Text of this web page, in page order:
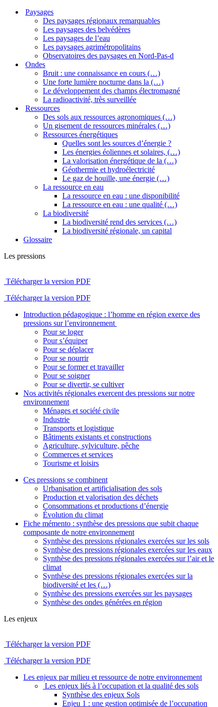
Paysages
Des paysages régionaux remarquables
Les paysages des belvédères
Les paysages de l’eau
Les paysages agrimétropolitains
Observatoires des paysages en Nord-Pas-d
Ondes
Bruit : une connaissance en cours (…)
Une forte lumière nocturne dans la (…)
Le développement des champs électromagné
La radioactivité, très surveillée
Ressources
Des sols aux ressources agronomiques (…)
Un gisement de ressources minérales (…)
Ressources énergétiques
Quelles sont les sources d’énergie ?
Les énergies éoliennes et solaires, (…)
La valorisation énergétique de la (…)
Géothermie et hydroélectricité
Le gaz de houille, une énergie (…)
La ressource en eau
La ressource en eau : une disponibilité
La ressource en eau : une qualité (…)
La biodiversité
La biodiversité rend des services (…)
La biodiversité régionale, un capital
Glossaire
Les pressions
Télécharger la version PDF
Télécharger la version PDF
Introduction pédagogique : l’homme en région exerce des
pressions sur l’environnement
Pour se loger
Pour s’équiper
Pour se déplacer
Pour se nourrir
Pour se former et travailler
Pour se soigner
Pour se divertir, se cultiver
Nos activités régionales exercent des pressions sur notre
environnement
Ménages et société civile
Industrie
Transports et logistique
Bâtiments existants et constructions
Agriculture, sylviculture, pêche
Commerces et services
Tourisme et loisirs
Ces pressions se combinent
Urbanisation et artificialisation des sols
Production et valorisation des déchets
Consommations et productions d’énergie
Évolution du climat
Fiche mémento : synthèse des pressions que subit chaque
composante de notre environnement
Synthèse des pressions régionales exercées sur les sols
Synthèse des pressions régionales exercées sur les eaux
Synthèse des pressions régionales exercées sur l’air et le
climat
Synthèse des pressions régionales exercées sur la
biodiversité et les (…)
Synthèse des pressions exercées sur les paysages
Synthèse des ondes générées en région
Les enjeux
Télécharger la version PDF
Télécharger la version PDF
Les enjeux par milieu et ressource de notre environnement
Les enjeux liés à l’occupation et la qualité des sols
Synthèse des enjeux Sols
Enjeu 1 : une gestion optimisée de l’occupation